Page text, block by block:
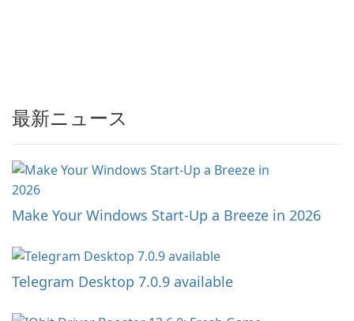
最新ニュース
Make Your Windows Start-Up a Breeze in 2026
Telegram Desktop 7.0.9 available